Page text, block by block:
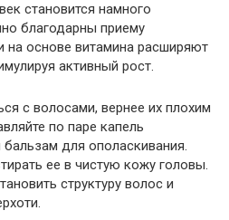
становится намного
благодарны приему
на основе витамина расширяют
активный рост.
с волосами, вернее их плохим
по паре капель
для ополаскивания.
ее в чистую кожу головы.
структуру волос и